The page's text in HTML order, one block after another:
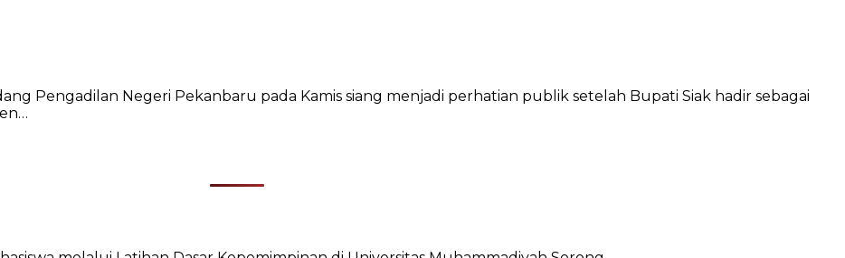
Pengadilan Negeri Pekanbaru pada Kamis siang menjadi perhatian publik setelah Bupati Siak hadir sebagai